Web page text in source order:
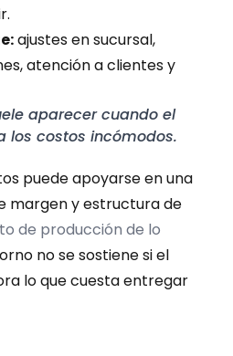
ajustes en sucursal,
atención a clientes y
aparecer cuando el
los costos incómodos.
puede apoyarse en una
margen y estructura de
de producción de lo
no se sostiene si el
lo que cuesta entregar